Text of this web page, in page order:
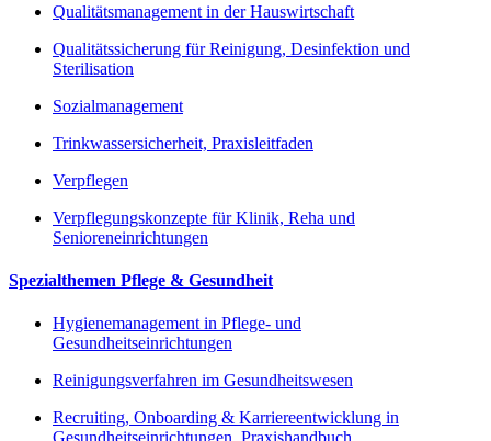
Qualitätsmanagement in der Hauswirtschaft
Qualitätssicherung für Reinigung, Desinfektion und
Sterilisation
Sozialmanagement
Trinkwassersicherheit, Praxisleitfaden
Verpflegen
Verpflegungskonzepte für Klinik, Reha und
Senioreneinrichtungen
Spezialthemen Pflege & Gesundheit
Hygienemanagement in Pflege- und
Gesundheitseinrichtungen
Reinigungsverfahren im Gesundheitswesen
Recruiting, Onboarding & Karriereentwicklung in
Gesundheitseinrichtungen, Praxishandbuch